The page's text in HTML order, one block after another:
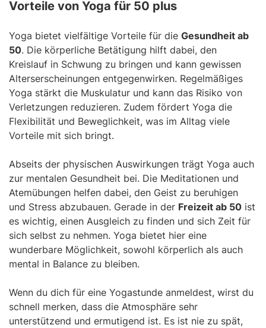
Vorteile von Yoga für 50 plus
Yoga bietet vielfältige Vorteile für die Gesundheit ab
50. Die körperliche Betätigung hilft dabei, den
Kreislauf in Schwung zu bringen und kann gewissen
Alterserscheinungen entgegenwirken. Regelmäßiges
Yoga stärkt die Muskulatur und kann das Risiko von
Verletzungen reduzieren. Zudem fördert Yoga die
Flexibilität und Beweglichkeit, was im Alltag viele
Vorteile mit sich bringt.
Abseits der physischen Auswirkungen trägt Yoga auch
zur mentalen Gesundheit bei. Die Meditationen und
Atemübungen helfen dabei, den Geist zu beruhigen
und Stress abzubauen. Gerade in der Freizeit ab 50 ist
es wichtig, einen Ausgleich zu finden und sich Zeit für
sich selbst zu nehmen. Yoga bietet hier eine
wunderbare Möglichkeit, sowohl körperlich als auch
mental in Balance zu bleiben.
Wenn du dich für eine Yogastunde anmeldest, wirst du
schnell merken, dass die Atmosphäre sehr
unterstützend und ermutigend ist. Es ist nie zu spät,